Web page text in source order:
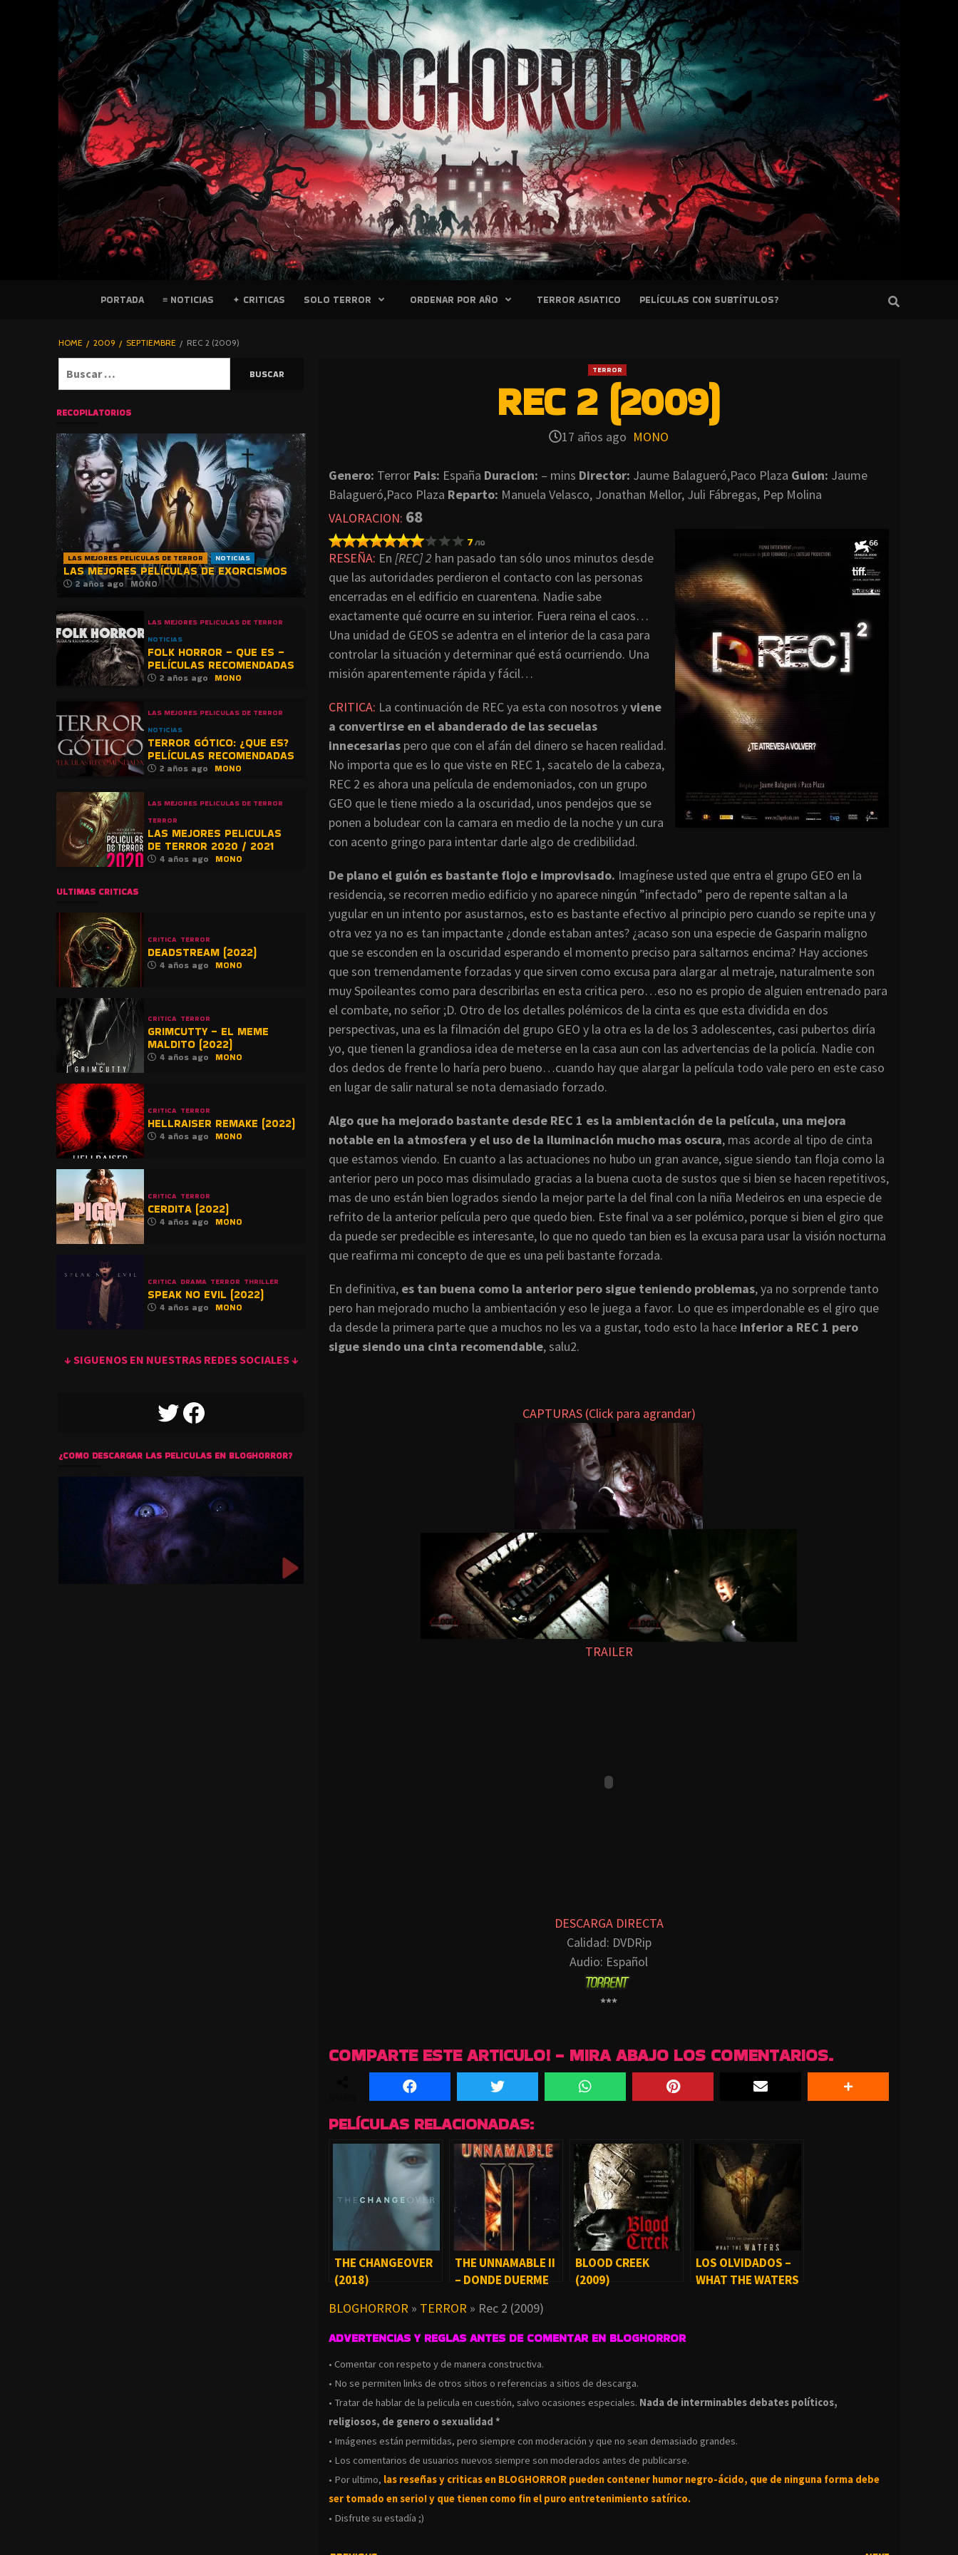
PELICULAS
BLOGHORROR
⋆
PORTADA ≡ NOTICIAS ✦ CRITICAS SOLO TERROR ORDENAR POR AÑO TERROR ASIATICO PELÍCULAS CON SUBTÍTULOS?
HOME 2009 SEPTIEMBRE REC 2 (2009)
TERROR
REC 2 (2009)
17 años ago MONO
Genero: Terror Pais: España Duracion: – mins Director: Jaume Balagueró,Paco Plaza Guion: Jaume
Balagueró,Paco Plaza Reparto: Manuela Velasco, Jonathan Mellor, Juli Fábregas, Pep Molina
VALORACION: 68
RESEÑA: En [REC] 2 han pasado tan sólo unos minutos desde
que las autoridades perdieron el contacto con las personas
encerradas en el edificio en cuarentena. Nadie sabe
exactamente qué ocurre en su interior. Fuera reina el caos…
Una unidad de GEOS se adentra en el interior de la casa para
controlar la situación y determinar qué está ocurriendo. Una
misión aparentemente rápida y fácil…
CRITICA: La continuación de REC ya esta con nosotros yviene
a convertirse en el abanderado de las secuelas
innecesarias pero que con el afán del dinero se hacen realidad.
No importa que es lo que viste en REC 1, sacatelo de la cabeza,
REC 2 es ahora una película de endemoniados, con un grupo
GEO que le tiene miedo a la oscuridad, unos pendejos que se
ponen a boludear con la camara en medio de la noche y un cura
con acento gringo para intentar darle algo de credibilidad.
De plano el guión es bastante flojo e improvisado. Imagínese usted que entra el grupo GEO en la
residencia, se recorren medio edificio y no aparece ningún ”infectado” pero de repente saltan a la
yugular en un intento por asustarnos, esto es bastante efectivo al principio pero cuando se repite una y
otra vez ya no es tan impactante ¿donde estaban antes? ¿acaso son una especie de Gasparin maligno
que se esconden en la oscuridad esperando el momento preciso para saltarnos encima? Hay acciones
que son tremendamente forzadas y que sirven como excusa para alargar al metraje, naturalmente son
muy Spoileantes como para describirlas en esta critica pero…eso no es propio de alguien entrenado para
el combate, no señor ;D. Otro de los detalles polémicos de la cinta es que esta dividida en dos
perspectivas, una es la filmación del grupo GEO y la otra es la de los 3 adolescentes, casi pubertos diría
yo, que tienen la grandiosa idea de meterse en la casa aun con las advertencias de la policía. Nadie con
dos dedos de frente lo haría pero bueno…cuando hay que alargar la película todo vale pero en este caso
en lugar de salir natural se nota demasiado forzado.
Algo que ha mejorado bastante desde REC 1 es la ambientación de la película, una mejora
notable en la atmosfera y el uso de la iluminación mucho mas oscura, mas acorde al tipo de cinta
que estamos viendo. En cuanto a las actuaciones no hubo un gran avance, sigue siendo tan floja como la
anterior pero un poco mas disimulado gracias a la buena cuota de sustos que si bien se hacen repetitivos,
mas de uno están bien logrados siendo la mejor parte la del final con la niña Medeiros en una especie de
refrito de la anterior película pero que quedo bien. Este final va a ser polémico, porque si bien el giro que
da puede ser predecible es interesante, lo que no quedo tan bien es la excusa para usar la visión nocturna
que reafirma mi concepto de que es una peli bastante forzada.
En definitiva, es tan buena como la anterior pero sigue teniendo problemas, ya no sorprende tanto
pero han mejorado mucho la ambientación y eso le juega a favor. Lo que es imperdonable es el giro que
da desde la primera parte que a muchos no les va a gustar, todo esto la hace inferior a REC 1 pero
sigue siendo una cinta recomendable, salu2.
CAPTURAS (Click para agrandar)
TRAILER
DESCARGA DIRECTA
Calidad: DVDRip
Audio: Español
***
COMPARTE ESTE ARTICULO! - MIRA ABAJO LOS COMENTARIOS.
PELÍCULAS RELACIONADAS:
THE CHANGEOVER
(2018)
THE UNNAMABLE II
– DONDE DUERME
(1992)
BLOOD CREEK
(2009)
LOS OLVIDADOS –
WHAT THE WATERS
BLOGHORROR » TERROR » Rec 2 (2009)
ADVERTENCIAS Y REGLAS ANTES DE COMENTAR EN BLOGHORROR
• Comentar con respeto y de manera constructiva.
• No se permiten links de otros sitios o referencias a sitios de descarga.
• Tratar de hablar de la pelicula en cuestión, salvo ocasiones especiales. Nada de interminables debates políticos,
religiosos, de genero o sexualidad *
• Imágenes están permitidas, pero siempre con moderación y que no sean demasiado grandes.
• Los comentarios de usuarios nuevos siempre son moderados antes de publicarse.
• Por ultimo, las reseñas y criticas en BLOGHORROR pueden contener humor negro-ácido, que de ninguna forma debe
ser tomado en serio! y que tienen como fin el puro entretenimiento satírico.
• Disfrute su estadía ;)
RECOPILATORIOS
LAS MEJORES PELICULAS DE TERROR NOTICIAS
LAS MEJORES PELÍCULAS DE EXORCISMOS
2 años ago MONO
LAS MEJORES PELICULAS DE TERROR
NOTICIAS
FOLK HORROR – QUE ES –
PELÍCULAS RECOMENDADAS
2 años ago MONO
LAS MEJORES PELICULAS DE TERROR
NOTICIAS
TERROR GÓTICO: ¿QUE ES?
PELÍCULAS RECOMENDADAS
2 años ago MONO
LAS MEJORES PELICULAS DE TERROR
TERROR
LAS MEJORES PELICULAS
DE TERROR 2020 / 2021
4 años ago MONO
ULTIMAS CRITICAS
CRITICA TERROR
DEADSTREAM (2022)
4 años ago MONO
CRITICA TERROR
GRIMCUTTY – EL MEME
MALDITO (2022)
4 años ago MONO
CRITICA TERROR
HELLRAISER REMAKE (2022)
4 años ago MONO
CRITICA TERROR
CERDITA (2022)
4 años ago MONO
CRITICA DRAMA TERROR THRILLER
SPEAK NO EVIL (2022)
4 años ago MONO
↓ SIGUENOS EN NUESTRAS REDES SOCIALES ↓
TWITTERFACEBOOK
¿COMO DESCARGAR LAS PELICULAS EN BLOGHORROR?